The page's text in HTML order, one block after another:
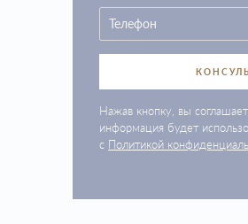
Нажав кнопку, вы
информация будет
с Политикой